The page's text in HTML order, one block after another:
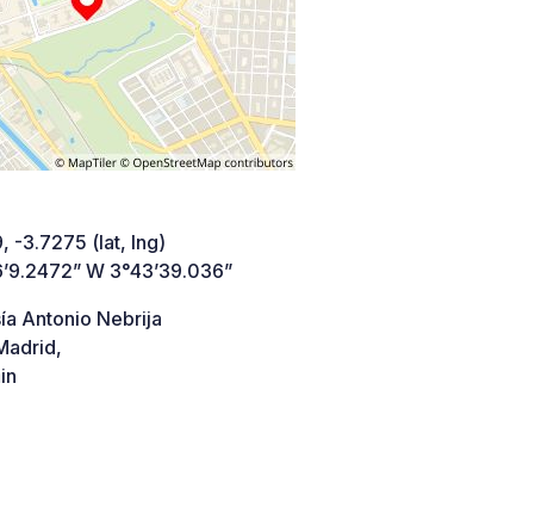
-3.7275 (lat, lng)
W 3°43’39.036”
Antonio Nebrija